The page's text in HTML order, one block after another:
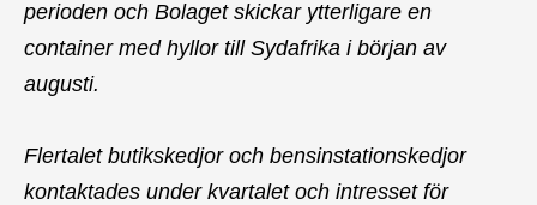
perioden och Bolaget skickar ytterligare en
container med hyllor till Sydafrika i början av
augusti.
Flertalet butikskedjor och bensinstationskedjor
kontaktades under kvartalet och intresset för